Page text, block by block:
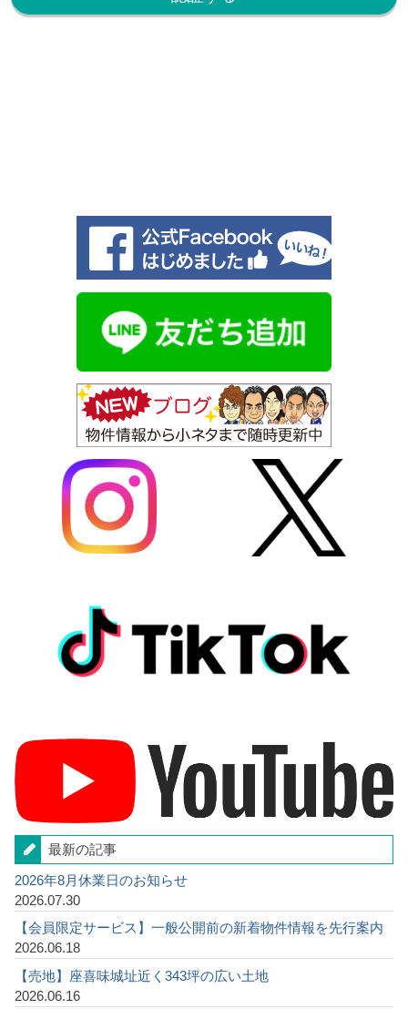
最新の記事
2026年8月休業日のお知らせ
2026.07.30
【会員限定サービス】一般公開前の新着物件情報を先行案内
2026.06.18
【売地】座喜味城址近く343坪の広い土地
2026.06.16